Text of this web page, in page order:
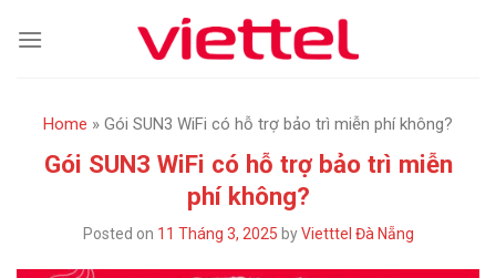
Home » Gói SUN3 WiFi có hỗ trợ bảo trì miễn phí không?
Gói SUN3 WiFi có hỗ trợ bảo trì miễn
phí không?
Posted on 11 Tháng 3, 2025 byVietttel Đà Nẵng